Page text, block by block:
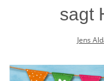
sagt
Jens